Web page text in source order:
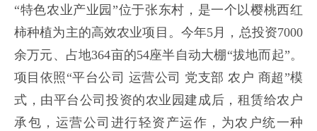
“特色农业产业园”位于张东村，是一个以樱桃西红
柿种植为主的高效农业项目。今年5月，总投资7000
余万元、占地364亩的54座半自动大棚“拔地而起”。
项目依照“平台公司 运营公司 党支部 农户 商超”模
式，由平台公司投资的农业园建成后，租赁给农户
承包，运营公司进行轻资产运作，为农户统一种